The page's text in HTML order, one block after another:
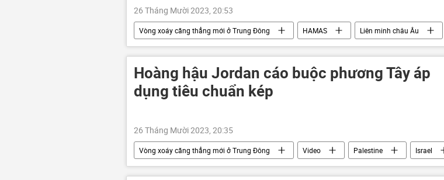
26 Tháng Mười 2023, 20:53
Vòng xoáy căng thẳng mới ở Trung Đông HAMAS Liên minh châu Âu
Israel
xung đột quân sự Liên Hợp Quốc khủng bố Thế giới
Hoàng hậu Jordan cáo buộc phương Tây áp
dụng tiêu chuẩn kép
26 Tháng Mười 2023, 20:35
Vòng xoáy căng thẳng mới ở Trung Đông Video Palestine
Israel
Jordan
CNN Trung Đông phương Tây
Gaza